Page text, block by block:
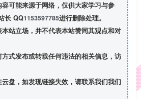
可能来源于网络，仅供大家学习与参
长 QQ1153597785进行删除处理。
站立场，并不代表本站赞同其观点和对
式发布或转载任何违法的相关信息，访
盘，如发现链接失效，请联系我们我们